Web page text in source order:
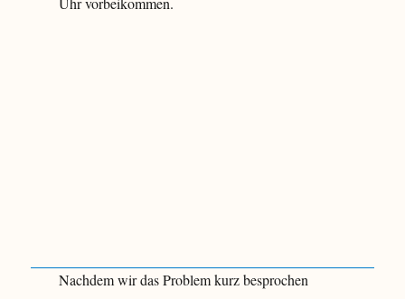
Nachdem wir das Problem kurz besprochen